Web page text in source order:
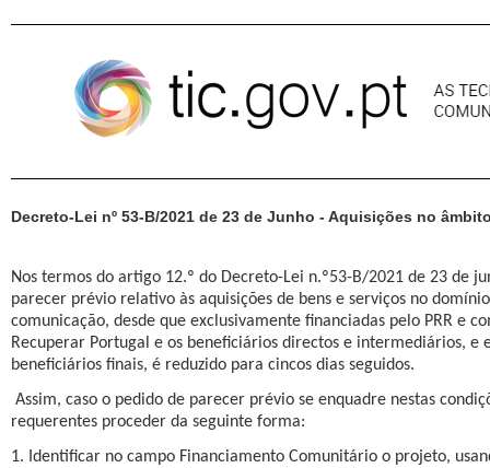
Decreto-Lei nº 53-B/2021 de 23 de Junho - Aquisições no
Nos termos do artigo 12.º do Decreto-Lei n.º53-B/2021 de 23 de
parecer prévio relativo às aquisições de bens e serviços no
comunicação, desde que exclusivamente financiadas pelo PRR e
Recuperar Portugal e os beneficiários directos e intermediários, e
beneficiários finais, é reduzido para cincos dias seguidos.
Assim, caso o pedido de parecer prévio se enquadre nestas
requerentes proceder da seguinte forma:
1. Identificar no campo Financiamento Comunitário o projeto,